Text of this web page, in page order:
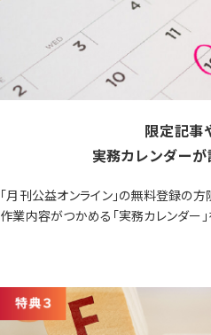
限定記事
実務カレンダーが
「月刊公益オンライン」の無料登録の
作業内容がつかめる「実務カレンダー」